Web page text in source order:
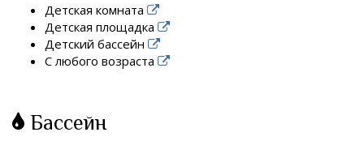
Детская комната
Детская площадка
Детский бассейн
С любого возраста
Бассейн